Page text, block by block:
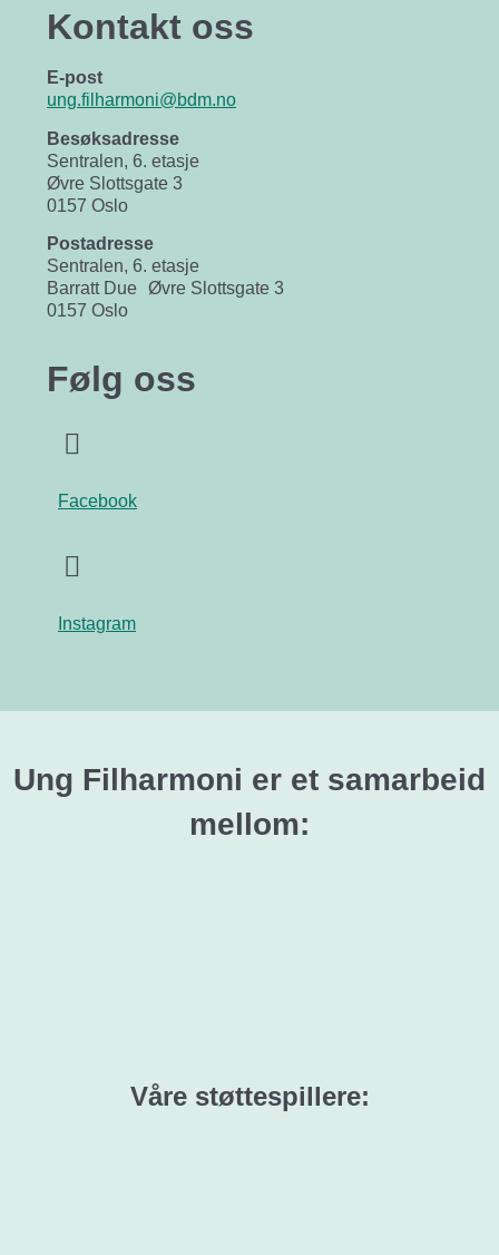
Kontakt oss
E-post
ung.filharmoni@bdm.no
Besøksadresse
Sentralen, 6. etasje
Øvre Slottsgate 3
0157 Oslo
Postadresse
Sentralen, 6. etasje
Barratt Due Øvre Slottsgate 3
0157 Oslo
Følg oss
Facebook
Instagram
Ung Filharmoni er et samarbeid
mellom:
Våre støttespillere: